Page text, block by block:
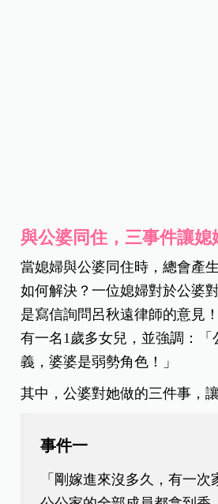
與公婆同住，三事件讓媳
當媳婦與公婆同住時，總會產
如何解決？一位媳婦對於公婆
是寫信詢問呂秋遠律師的意見
有一名1歲多女兒，並強調：「
義，婆婆是弱勢角色！」
其中，公婆對她做的三件事，
事件一
「剛嫁進來沒多久，有一次